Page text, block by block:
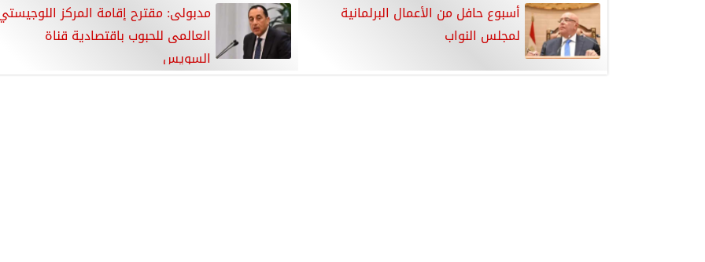
أسبوع حافل من الأعمال البرلمانية
لمجلس النواب
مدبولى: مقترح إقامة المركز
العالمى للحبوب باقتصادية قناة
السويس